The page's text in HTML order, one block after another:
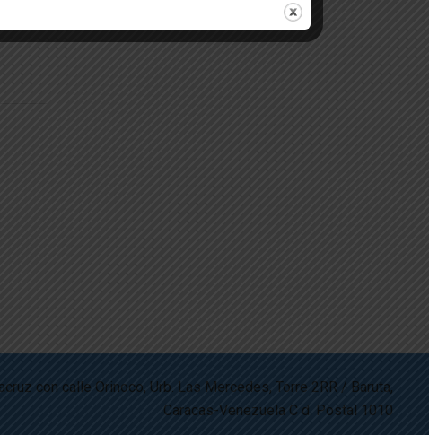
con calle Orinoco, Urb. Las Mercedes, Torre 2RR / Baruta,
Caracas-Venezuela C d. Postal 1010